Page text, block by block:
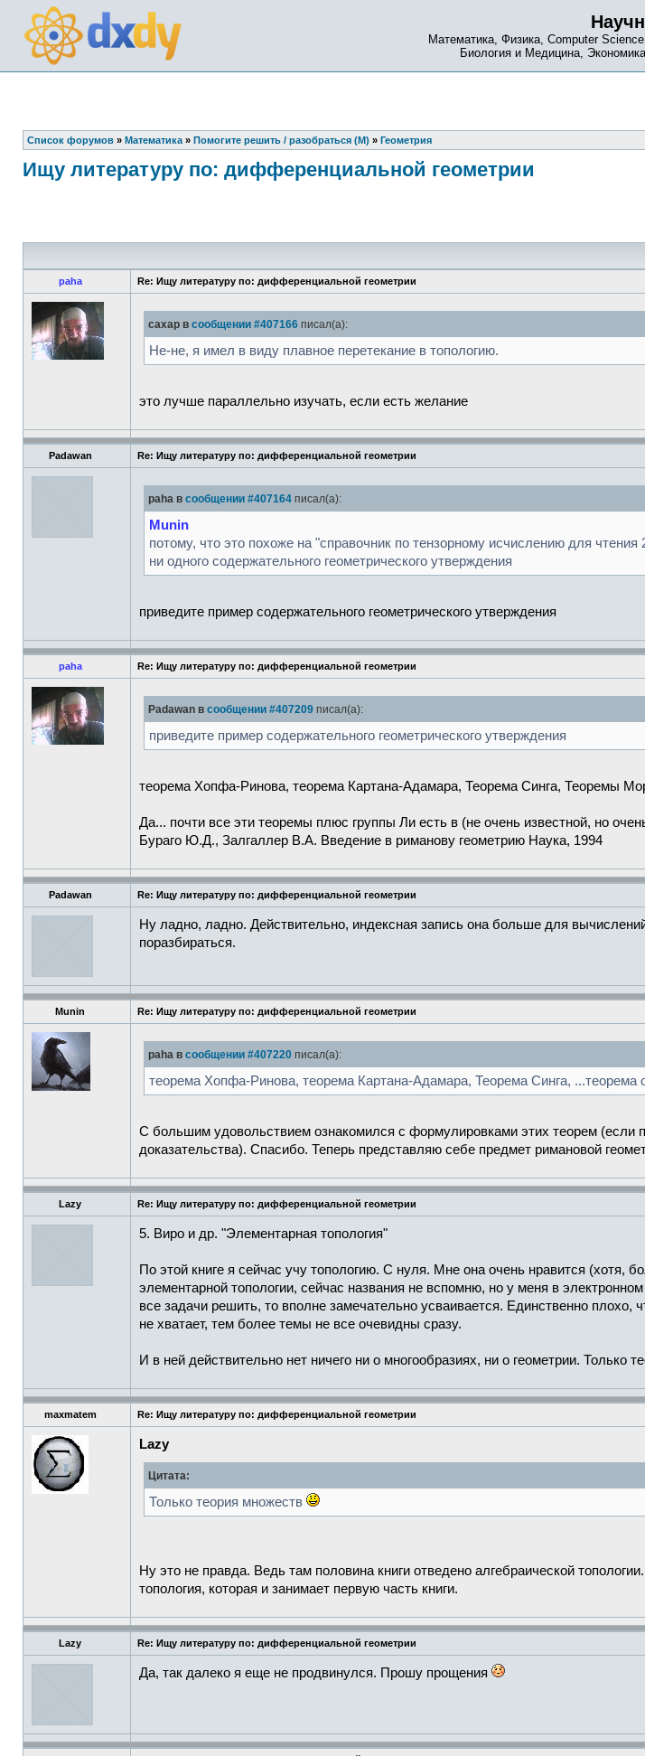
Математика, Физика, Computer
Биология и Медицина,
Список форумов » Математика » Помогите решить / разобраться (М) » Геометрия
Ищу литературу по: дифференциальной геометрии
paha Re: Ищу литературу по: дифференциальной геометрии
caxap в сообщении #407166 писал(а):
Не-не, я имел в виду плавное перетекание в топологию.
это лучше параллельно изучать, если есть желание
Padawan Re: Ищу литературу по: дифференциальной геометрии
paha в сообщении #407164 писал(а):
Munin
потому, что это похоже на "справочник по тензорному исчислению для
ни одного содержательного геометрического утверждения
приведите пример содержательного геометрического утверждения
paha Re: Ищу литературу по: дифференциальной геометрии
Padawan в сообщении #407209 писал(а):
приведите пример содержательного геометрического утверждения
теорема Хопфа-Ринова, теорема Картана-Адамара, Теорема Синга, Теоремы
Да... почти все эти теоремы плюс группы Ли есть в (не очень известной, но
Бураго Ю.Д., Залгаллер В.А. Введение в риманову геометрию Наука, 1994
Padawan Re: Ищу литературу по: дифференциальной геометрии
Ну ладно, ладно. Действительно, индексная запись она больше для
поразбираться.
Munin Re: Ищу литературу по: дифференциальной геометрии
paha в сообщении #407220 писал(а):
теорема Хопфа-Ринова, теорема Картана-Адамара, Теорема Синга, ...теорема
С большим удовольствием ознакомился с формулировками этих теорем (если
доказательства). Спасибо. Теперь представляю себе предмет римановой
Lazy Re: Ищу литературу по: дифференциальной геометрии
5. Виро и др. "Элементарная топология"
По этой книге я сейчас учу топологию. С нуля. Мне она очень нравится (хотя,
элементарной топологии, сейчас названия не вспомню, но у меня в
все задачи решить, то вполне замечательно усваивается. Единственно плохо,
не хватает, тем более темы не все очевидны сразу.
И в ней действительно нет ничего ни о многообразиях, ни о геометрии. Только
maxmatem Re: Ищу литературу по: дифференциальной геометрии
Lazy
Цитата:
Только теория множеств
Ну это не правда. Ведь там половина книги отведено алгебраической
топология, которая и занимает первую часть книги.
Lazy Re: Ищу литературу по: дифференциальной геометрии
Да, так далеко я еще не продвинулся. Прошу прощения